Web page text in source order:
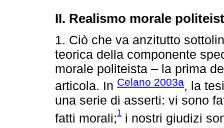
II. Realismo morale
1. Ciò che va anzitutto
teorica della componente
morale politeista – la prima
articola. In Celano 2003a, la
una serie di asserti: vi sono
fatti morali;1 i nostri giudizi